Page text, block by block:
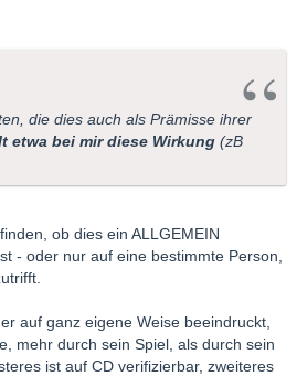
die dies auch als Prämisse ihrer
etwa bei mir diese Wirkung (zB
ob dies ein ALLGEMEIN
- oder nur auf eine bestimmte Person,
auf ganz eigene Weise beeindruckt,
mehr durch sein Spiel, als durch sein
ist auf CD verifizierbar, zweiteres